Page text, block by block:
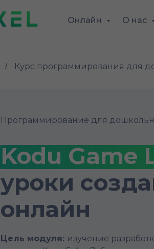
Онлайн О нас
/ Курс программирования для
Kodu Game
уроки
онлайн
Цель модуля: изучение
Программирование для